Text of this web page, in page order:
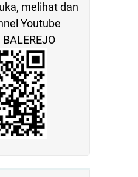
melihat dan
Youtube
BALEREJO